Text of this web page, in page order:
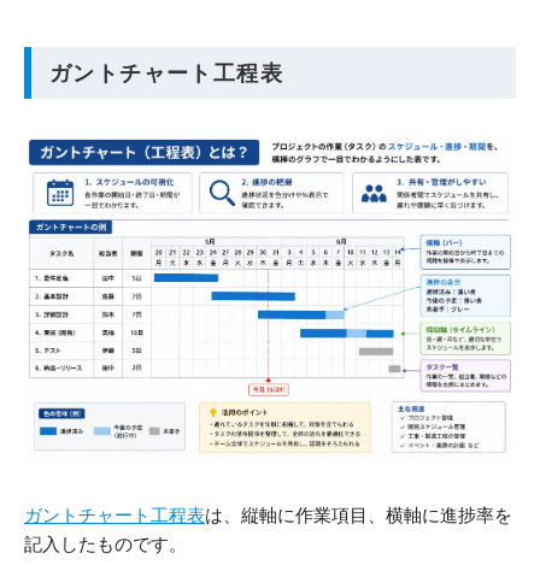
ガントチャート工程表
ガントチャート工程表は、縦軸に作業項目、横軸に進捗率を
記入したものです。